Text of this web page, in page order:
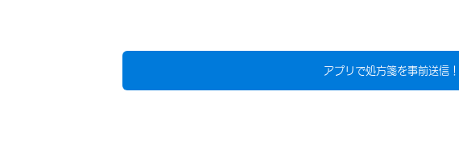
アプリで処方箋を事前送信